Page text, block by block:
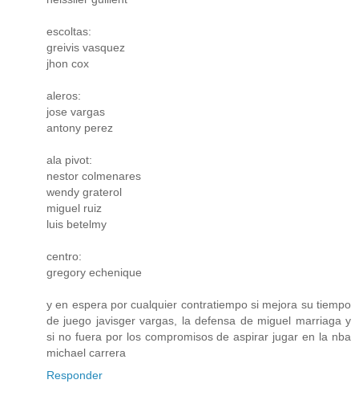
escoltas:
greivis vasquez
jhon cox
aleros:
jose vargas
antony perez
ala pivot:
nestor colmenares
wendy graterol
miguel ruiz
luis betelmy
centro:
gregory echenique
y en espera por cualquier contratiempo si mejora su tiempo
de juego javisger vargas, la defensa de miguel marriaga y
si no fuera por los compromisos de aspirar jugar en la nba
michael carrera
Responder